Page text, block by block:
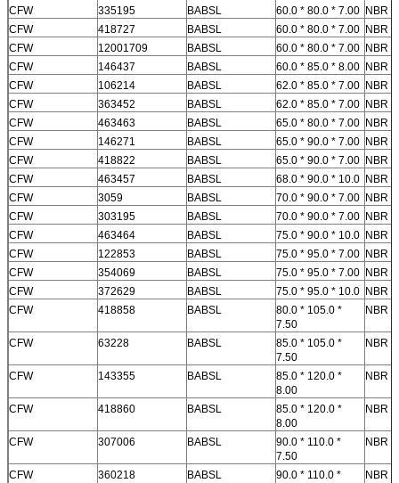
CFW
335195 BABSL 60.0 * 80.0 * 7.00 NBR
CFW
418727 BABSL 60.0 * 80.0 * 7.00 NBR
CFW
12001709 BABSL 60.0 * 80.0 * 7.00 NBR
CFW
146437 BABSL 60.0 * 85.0 * 8.00 NBR
CFW
106214 BABSL 62.0 * 85.0 * 7.00 NBR
CFW
363452 BABSL 62.0 * 85.0 * 7.00 NBR
CFW
463463 BABSL 65.0 * 80.0 * 7.00 NBR
CFW
146271 BABSL 65.0 * 90.0 * 7.00 NBR
CFW
418822 BABSL 65.0 * 90.0 * 7.00 NBR
CFW
463457 BABSL 68.0 * 90.0 * 10.0 NBR
CFW
3059 BABSL 70.0 * 90.0 * 7.00 NBR
CFW
303195 BABSL 70.0 * 90.0 * 7.00 NBR
CFW
463464 BABSL 75.0 * 90.0 * 10.0 NBR
CFW
122853 BABSL 75.0 * 95.0 * 7.00 NBR
CFW
354069 BABSL 75.0 * 95.0 * 7.00 NBR
CFW
372629 BABSL 75.0 * 95.0 * 10.0 NBR
CFW
418858 BABSL
80.0 * 105.0 *
7.50
NBR
CFW 63228 BABSL
85.0 * 105.0 *
7.50
NBR
CFW 143355 BABSL
85.0 * 120.0 *
8.00
NBR
CFW 418860 BABSL
85.0 * 120.0 *
8.00
NBR
CFW 307006 BABSL
90.0 * 110.0 *
7.50
NBR
CFW 360218 BABSL
90.0 * 110.0 *
NBR